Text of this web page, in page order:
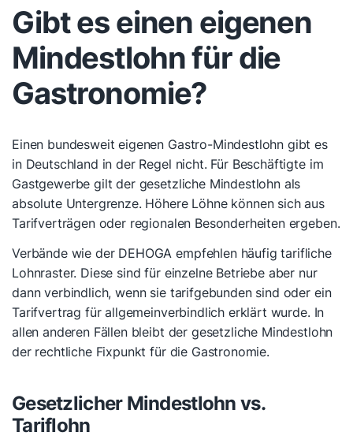
Gibt es einen eigenen
Mindestlohn für die
Gastronomie?
Einen bundesweit eigenen Gastro-Mindestlohn gibt es
in Deutschland in der Regel nicht. Für Beschäftigte im
Gastgewerbe gilt der gesetzliche Mindestlohn als
absolute Untergrenze. Höhere Löhne können sich aus
Tarifverträgen oder regionalen Besonderheiten ergeben.
Verbände wie der DEHOGA empfehlen häufig tarifliche
Lohnraster. Diese sind für einzelne Betriebe aber nur
dann verbindlich, wenn sie tarifgebunden sind oder ein
Tarifvertrag für allgemeinverbindlich erklärt wurde. In
allen anderen Fällen bleibt der gesetzliche Mindestlohn
der rechtliche Fixpunkt für die Gastronomie.
Gesetzlicher Mindestlohn vs.
Tariflohn